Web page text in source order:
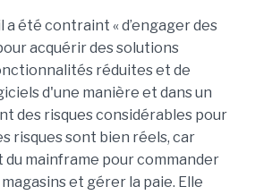
a été contraint « d’engager des
acquérir des solutions
réduites et de
d'une manière et dans un
des risques considérables pour
risques sont bien réels, car
du mainframe pour commander
et gérer la paie. Elle